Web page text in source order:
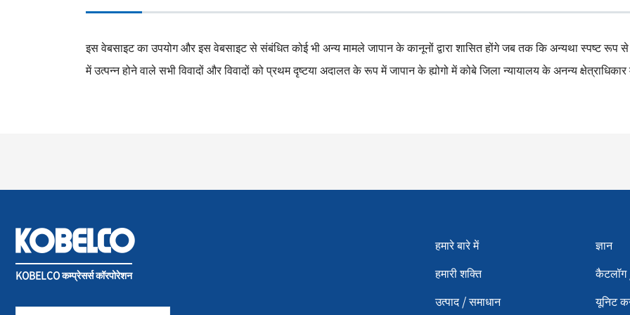
इस वेबसाइट का उपयोग और इस वेबसाइट से संबंधित कोई भी अन्य मामले जापान के कानूनों द्वारा शासित होंगे जब तक कि अन्यथा स्पष्ट रूप
में उत्पन्न होने वाले सभी विवादों और विवादों को प्रथम दृष्टया अदालत के रूप में जापान के ह्योगो में कोबे जिला न्यायालय के अनन्य
KOBELCO कम्प्रेसर्स कॉरपोरेशन
Menu footer 2
हमारे बारे में
हमारी शक्ति
उत्पाद / समाधान
ज्ञान
कैटलॉग
यूनिट